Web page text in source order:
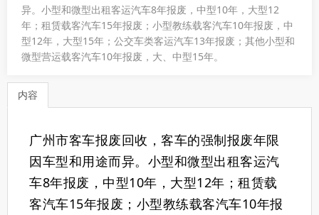
异。小型和微型出租客运汽车8年报废，中型10年，大型12
年；租赁载客汽车15年报废；小型教练载客汽车10年报废，中
型12年，大型15年；公交车类客运汽车13年报废；其他小型和
微型营运载客汽车10年报废，大、中型15年。
内容
广州市客车报废回收，客车的强制报废年限
因车型和用途而异。小型和微型出租客运汽
车8年报废，中型10年，大型12年；租赁载
客汽车15年报废；小型教练载客汽车10年报